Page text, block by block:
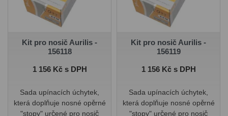
Kit pro nosič Aurilis -
156118
Cena
1 156 Kč s DPH
Sada upínacích úchytek,
která doplňuje nosné opěrné
"stopy" určené pro nosič
Kit pro nosič Aurilis -
156119
Cena
1 156 Kč s DPH
Sada upínacích úchytek,
která doplňuje nosné opěrné
"stopy" určené pro nosič